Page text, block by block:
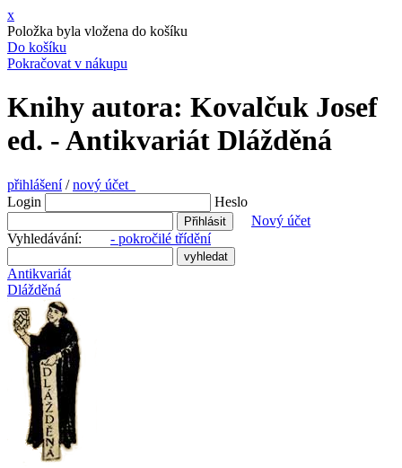
x
Položka byla vložena do košíku
Do košíku
Pokračovat v nákupu
Knihy autora: Kovalčuk Josef
ed. - Antikvariát Dlážděná
přihlášení/nový účet
Login
Heslo
Nový účet
Vyhledávání: - pokročilé třídění
Antikvariát
Dlážděná